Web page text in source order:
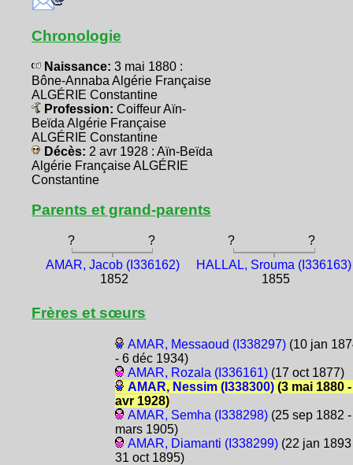
Chronologie
Naissance: 3 mai 1880 :
Bône-Annaba Algérie Française
ALGÉRIE Constantine
Profession: Coiffeur Aïn-
Beïda Algérie Française
ALGÉRIE Constantine
Décès: 2 avr 1928 : Aïn-Beïda
Algérie Française ALGÉRIE
Constantine
Parents et grand-parents
? ? ?
?
AMAR, Jacob (I336162)
1852
HALLAL, Srouma (I336163)
1855
Frères et sœurs
AMAR, Messaoud (I338297)(10 jan
- 6 déc 1934)
AMAR, Rozala (I336161)(17 oct 1877)
AMAR, Nessim (I338300)(3 mai 1880 -
avr 1928)
AMAR, Semha (I338298)(25 sep 1882 -
mars 1905)
AMAR, Diamanti (I338299)(22 jan 1893
31 oct 1895)